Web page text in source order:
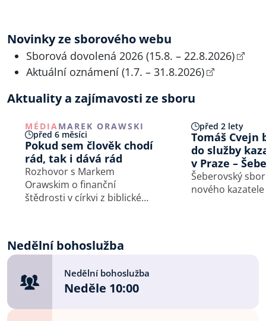
Novinky ze sborového webu
Sborová dovolená 2026 (15.8. – 22.8.2026)
Aktuální oznámení (1.7. – 31.8.2026)
Aktuality a zajímavosti ze sboru
MÉDIAMAREK ORAWSKI
před 6 měsíci
Pokud sem člověk chodí
rád, tak i dává rád
Rozhovor s Markem
Orawskim o finanční
štědrosti v církvi z biblické
když se pan Vomáčka
společnou chatu?
před 2 lety
Tomáš Cvejn
do služby
v Praze –
Šeberovský
nového kazatele
Nedělní bohoslužba
Nedělní bohoslužba
Neděle 10:00